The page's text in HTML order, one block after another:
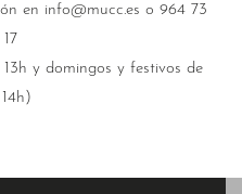
en info@mucc.es o 964 73
y domingos y festivos de